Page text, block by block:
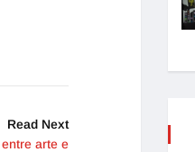
Read Next
arte e